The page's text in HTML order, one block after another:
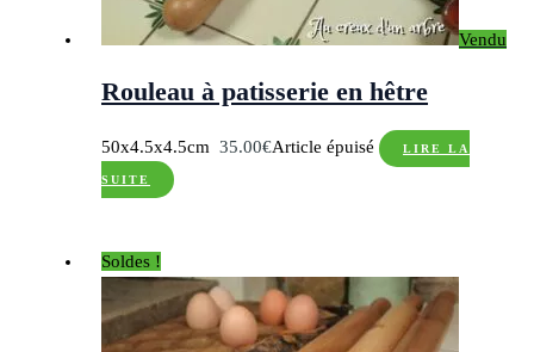
Vendu
Rouleau à patisserie en hêtre
50x4.5x4.5cm35.00€Article épuisé LIRE LA
SUITE
Soldes !